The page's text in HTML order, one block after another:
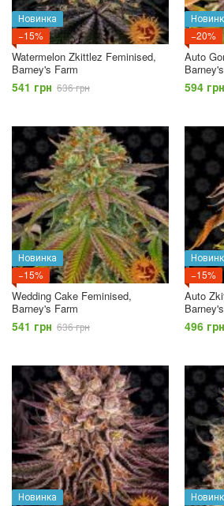
Новинка
−15%
Watermelon Zkittlez Feminised,
Barney's Farm
541 грн 636 грн
−20%
Auto
594 грн
Новинка
−15%
Wedding Cake Feminised,
Barney's Farm
541 грн 636 грн
−15%
Auto
496 грн
Новинка